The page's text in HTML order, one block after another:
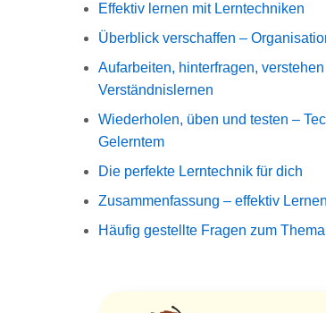
Effektiv lernen mit Lerntechniken
Überblick verschaffen –
Aufarbeiten, hinterfragen,
Verständnislernen
Wiederholen, üben und testen –
Gelerntem
Die perfekte Lerntechnik für dich
Zusammenfassung – effektiv
Häufig gestellte Fragen zum